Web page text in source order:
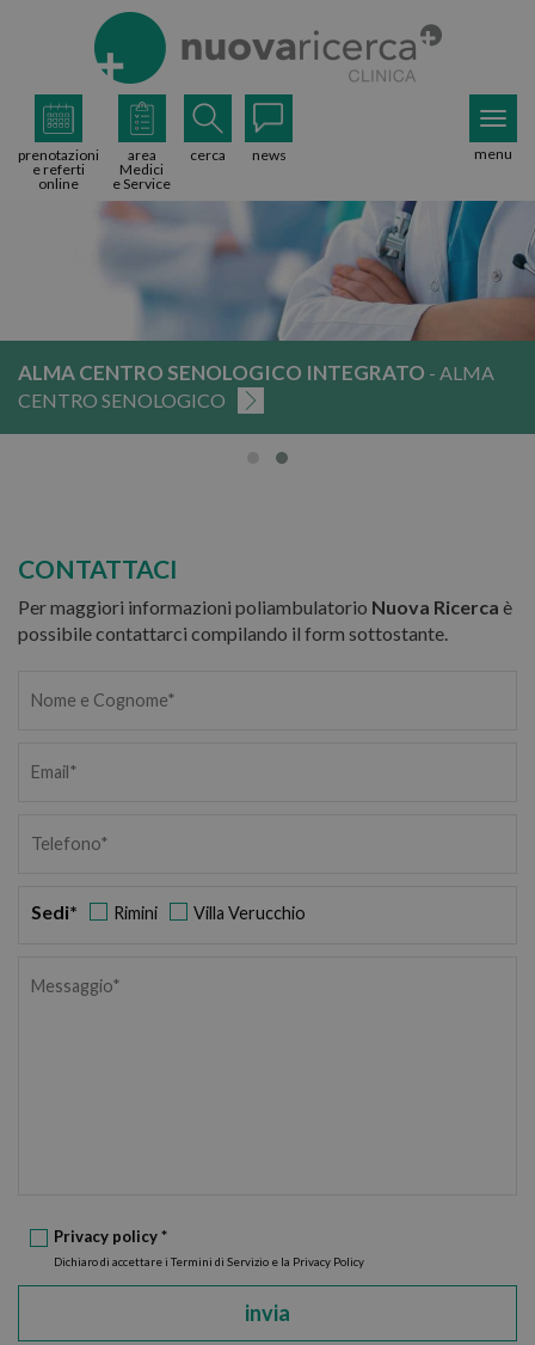
prenotazioni
e referti
online
area
Medici
e Service
cerca news menu
ALMA CENTRO SENOLOGICO INTEGRATO - ALMA
CENTRO SENOLOGICO
CONTATTACI
Per maggiori informazioni poliambulatorio Nuova Ricerca è
possibile contattarci compilando il form sottostante.
Sedi* Rimini Villa Verucchio
Privacy policy *
Dichiaro di accettare i Termini di Servizio e la Privacy Policy
invia